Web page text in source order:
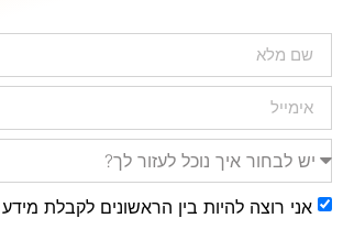
אני רוצה להיות בין הראשונים לקבלת